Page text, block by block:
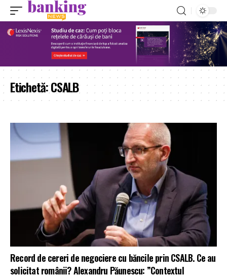
Etichetă:CSALB
Record de cereri de negociere cu băncile prin CSALB. Ce au
solicitat românii? Alexandru Păunescu: ”Contextul